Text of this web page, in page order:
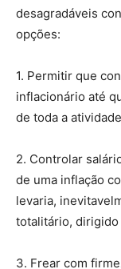
desagradáveis
opções:
1. Permitir que
inflacionário até
de toda a
2. Controlar
de uma inflação
levaria,
totalitário,
3. Frear com